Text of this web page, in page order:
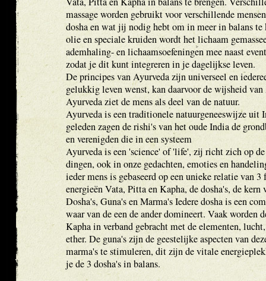
massage worden gebruikt voor verschillende
dosha en wat jij nodig hebt om in meer in balans
olie en speciale kruiden wordt het lichaam
ademhaling- en lichaamsoefeningen mee naast
zodat je dit kunt integreren in je dagelijkse leven.
De principes van Ayurveda zijn universeel en
gelukkig leven wenst, kan daarvoor de wijsheid
Ayurveda ziet de mens als deel van de natuur.
Ayurveda is een traditionele natuurgeneeswijze uit
geleden zagen de rishi's van het oude India de
en verenigden die in een systeem
Ayurveda is een 'science' of 'life', zij richt zich op
dingen, ook in onze gedachten, emoties en
ieder mens is gebaseerd op een unieke relatie van
energieën Vata, Pitta en Kapha, de dosha's, de kern
Dosha's, Guna's en Marma's Iedere dosha is een
waar van de een de ander domineert. Vaak worden
Kapha in verband gebracht met de elementen,
ether. De guna's zijn de geestelijke aspecten van
marma's te stimuleren, dit zijn de vitale
je de 3 dosha's in balans.